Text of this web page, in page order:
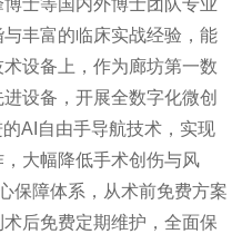
士等国内外博士团队专业
丰富的临床实战经验，能
设备上，作为廊坊第一数
设备，开展全数字化微创
AI自由手导航技术，实现
大幅降低手术创伤与风
保障体系，从术前免费方案
后免费定期维护，全面保